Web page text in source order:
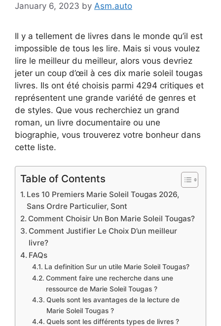
January 6, 2023 by Asm.auto
Il y a tellement de livres dans le monde qu’il est
impossible de tous les lire. Mais si vous voulez
lire le meilleur du meilleur, alors vous devriez
jeter un coup d’œil à ces dix marie soleil tougas
livres. Ils ont été choisis parmi 4294 critiques et
représentent une grande variété de genres et
de styles. Que vous recherchiez un grand
roman, un livre documentaire ou une
biographie, vous trouverez votre bonheur dans
cette liste.
Table of Contents
Les 10 Premiers Marie Soleil Tougas 2026,
Sans Ordre Particulier, Sont
Comment Choisir Un Bon Marie Soleil Tougas?
Comment Justifier Le Choix D’un meilleur
livre?
FAQs
La definition Sur un utile Marie Soleil Tougas?
Comment faire une recherche dans une
ressource de Marie Soleil Tougas ?
Quels sont les avantages de la lecture de
Marie Soleil Tougas ?
Quels sont les différents types de livres ?